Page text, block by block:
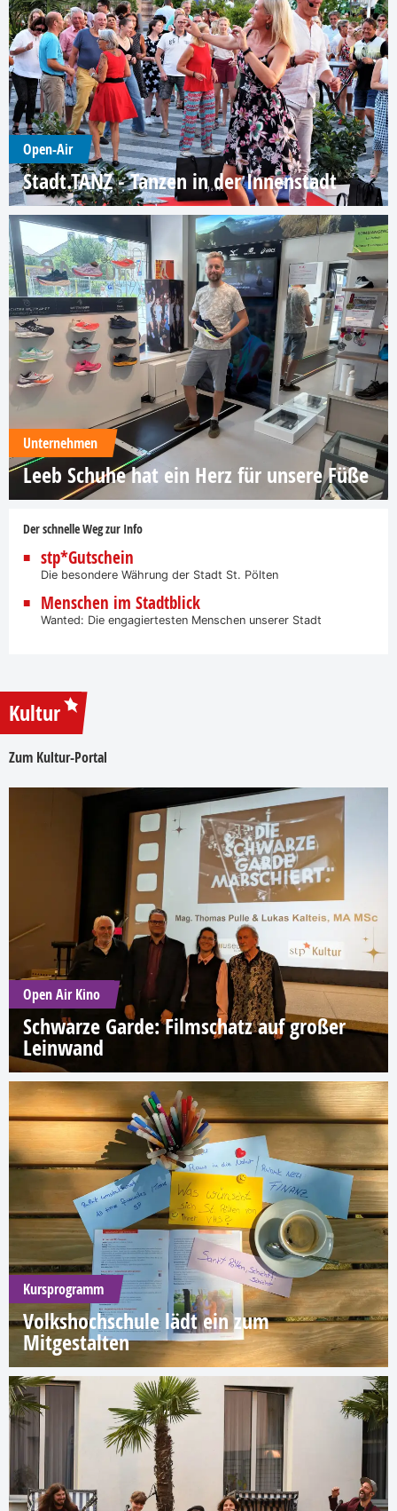
Open-Air
Stadt.TANZ - Tanzen in der Innenstadt
Unternehmen
Leeb Schuhe hat ein Herz für unsere Füße
Der schnelle Weg zur Info
stp*Gutschein
Die besondere Währung der Stadt St. Pölten
Menschen im Stadtblick
Wanted: Die engagiertesten Menschen unserer Stadt
Kultur
Zum Kultur-Portal
Open Air Kino
Schwarze Garde: Filmschatz auf großer
Leinwand
Kursprogramm
Volkshochschule lädt ein zum
Mitgestalten